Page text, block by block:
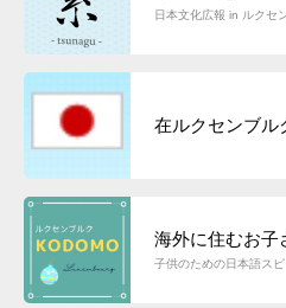
日本文化広報 in ルクセ
在ルクセンブル
海外に住むお子
子供のための日本語ス